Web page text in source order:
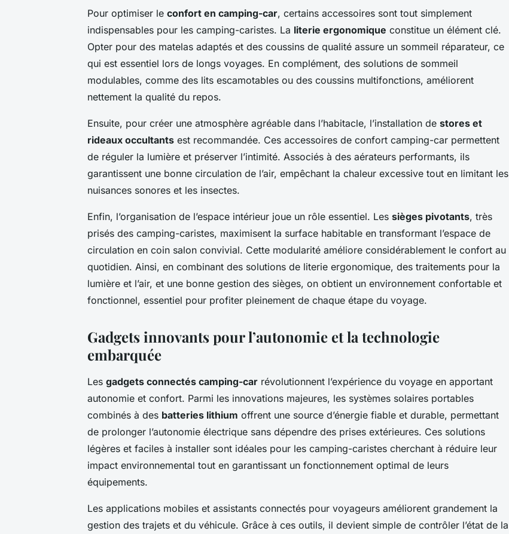
Pour optimiser le confort en camping-car, certains accessoires sont tout simplement
indispensables pour les camping-caristes. La literie ergonomique constitue un élément clé.
Opter pour des matelas adaptés et des coussins de qualité assure un sommeil réparateur, ce
qui est essentiel lors de longs voyages. En complément, des solutions de sommeil
modulables, comme des lits escamotables ou des coussins multifonctions, améliorent
nettement la qualité du repos.
Ensuite, pour créer une atmosphère agréable dans l’habitacle, l’installation de stores et
rideaux occultants est recommandée. Ces accessoires de confort camping-car permettent
de réguler la lumière et préserver l’intimité. Associés à des aérateurs performants, ils
garantissent une bonne circulation de l’air, empêchant la chaleur excessive tout en limitant les
nuisances sonores et les insectes.
Enfin, l’organisation de l’espace intérieur joue un rôle essentiel. Les sièges pivotants, très
prisés des camping-caristes, maximisent la surface habitable en transformant l’espace de
circulation en coin salon convivial. Cette modularité améliore considérablement le confort au
quotidien. Ainsi, en combinant des solutions de literie ergonomique, des traitements pour la
lumière et l’air, et une bonne gestion des sièges, on obtient un environnement confortable et
fonctionnel, essentiel pour profiter pleinement de chaque étape du voyage.
Gadgets innovants pour l’autonomie et la technologie
embarquée
Les gadgets connectés camping-car révolutionnent l’expérience du voyage en apportant
autonomie et confort. Parmi les innovations majeures, les systèmes solaires portables
combinés à des batteries lithium offrent une source d’énergie fiable et durable, permettant
de prolonger l’autonomie électrique sans dépendre des prises extérieures. Ces solutions
légères et faciles à installer sont idéales pour les camping-caristes cherchant à réduire leur
impact environnemental tout en garantissant un fonctionnement optimal de leurs
équipements.
Les applications mobiles et assistants connectés pour voyageurs améliorent grandement la
gestion des trajets et du véhicule. Grâce à ces outils, il devient simple de contrôler l’état de la